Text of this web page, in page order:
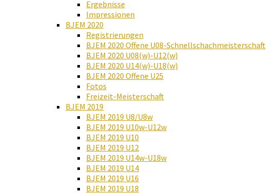
Ergebnisse
Impressionen
BJEM 2020
Registrierungen
BJEM 2020 Offene U08-Schnellschachmeisterschaft
BJEM 2020 U08(w)-U12(w)
BJEM 2020 U14(w)-U18(w)
BJEM 2020 Offene U25
Fotos
Freizeit-Meisterschaft
BJEM 2019
BJEM 2019 U8/U8w
BJEM 2019 U10w-U12w
BJEM 2019 U10
BJEM 2019 U12
BJEM 2019 U14w-U18w
BJEM 2019 U14
BJEM 2019 U16
BJEM 2019 U18